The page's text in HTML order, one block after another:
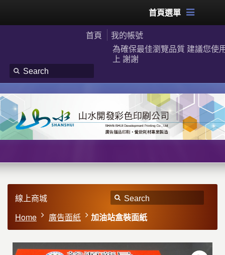
首頁選單
首頁
我的帳號
為確保最佳瀏覽品質 建議您使
上 謝謝
線上商城
Home
廣告面紙 加油站盒裝面紙